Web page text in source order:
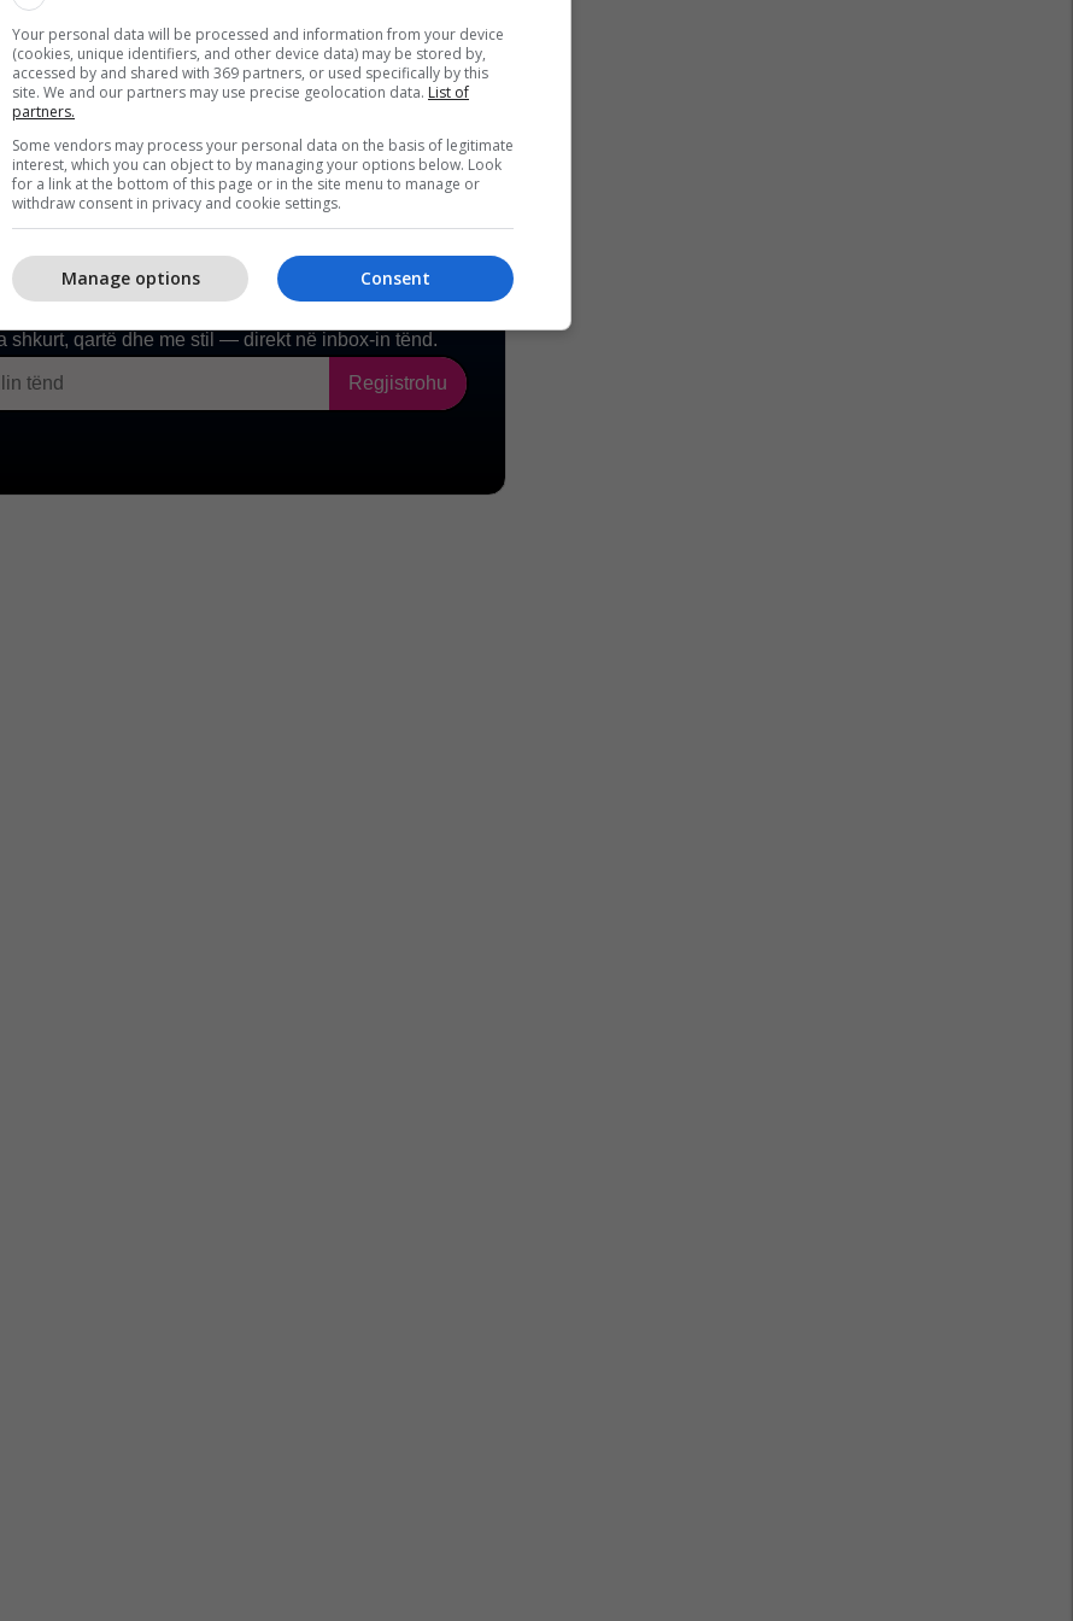
Your personal data will be processed and information from your device
(cookies, unique identifiers, and other device data) may be stored by,
accessed by and shared with 369 partners, or used specifically by this
site. We and our partners may use precise geolocation data. List of
partners.
Some vendors may process your personal data on the basis of legitimate
interest, which you can object to by managing your options below. Look
for a link at the bottom of this page or in the site menu to manage or
withdraw consent in privacy and cookie settings.
Consent
Manage options